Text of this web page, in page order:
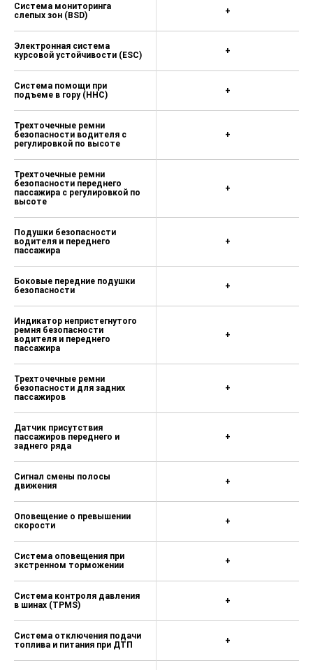
Система мониторинга
слепых зон (BSD)
Электронная система
курсовой устойчивости (ESC)
Система помощи при
подъеме в гору (ННС)
Трехточечные ремни
безопасности водителя с
регулировкой по высоте
Трехточечные ремни
безопасности переднего
пассажира с регулировкой по
высоте
Подушки безопасности
водителя и переднего
пассажира
Боковые передние подушки
безопасности
Индикатор непристегнутого
ремня безопасности
водителя и переднего
пассажира
Трехточечные ремни
безопасности для задних
пассажиров
Датчик присутствия
пассажиров переднего и
заднего ряда
Сигнал смены полосы
движения
Оповещение о превышении
скорости
Система оповещения при
экстренном торможении
Система контроля давления
в шинах (TPMS)
Система отключения подачи
топлива и питания при ДТП
+
+
+
+
+
+
+
+
+
+
+
+
+
+
+